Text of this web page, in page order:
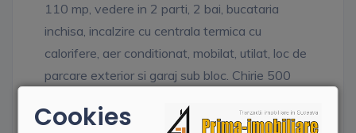
Cookies
110 mp, vedere in 2 parti, 2 bai, bucataria
inchisa, incalzire cu centrala termica cu
calorifere, aer conditionat, mobilat, utilat, loc de
parcare exterior si garaj sub bloc. Chirie 500